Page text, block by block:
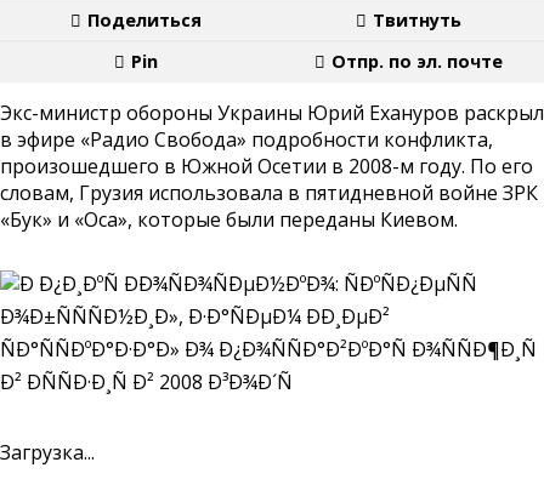
Поделиться
Твитнуть
Pin
Отпр. по эл. почте
Экс-министр обороны Украины Юрий Ехануров раскрыл
в эфире «Радио Свобода» подробности конфликта,
произошедшего в Южной Осетии в 2008-м году. По его
словам, Грузия использовала в пятидневной войне ЗРК
«Бук» и «Оса», которые были переданы Киевом.
Загрузка...